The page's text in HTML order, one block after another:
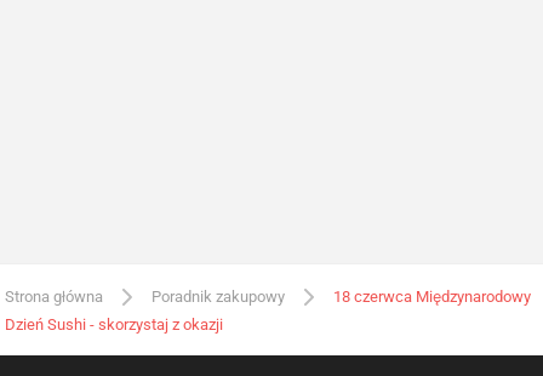
Strona główna Poradnik zakupowy
18 czerwca Międzynarodowy
Dzień Sushi - skorzystaj z okazji